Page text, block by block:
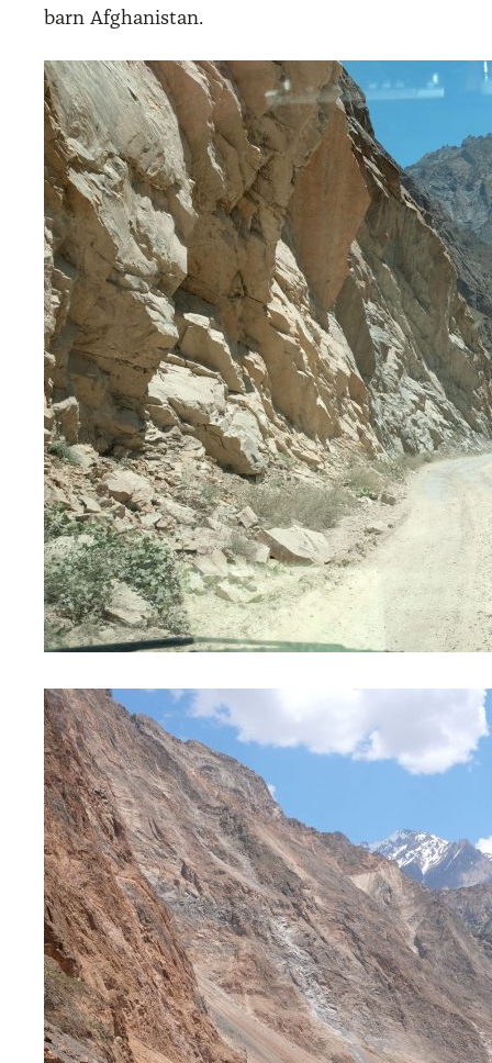
barn Afgha­ni­stan.